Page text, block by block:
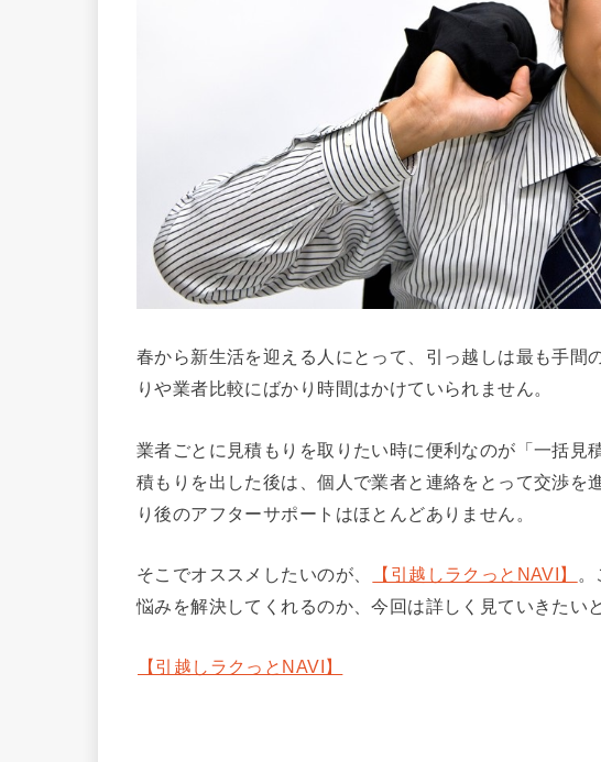
春から新生活を迎える人にとって、引っ越しは最も手間
りや業者比較にばかり時間はかけていられません。
業者ごとに見積もりを取りたい時に便利なのが「一括見
積もりを出した後は、個人で業者と連絡をとって交渉を
り後のアフターサポートはほとんどありません。
そこでオススメしたいのが、 【引越しラクっとNAVI】
悩みを解決してくれるのか、今回は詳しく見ていきたい
【引越しラクっとNAVI】